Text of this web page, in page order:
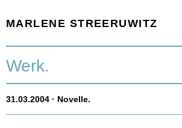
MARLENE STREERUWITZ
Timeline.
Werk.
31.03.2004 · Novelle.